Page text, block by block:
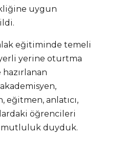
uygun
eğitiminde temeli
yerine oturtma
eğitmen, anlatıcı,
öğrencileri
mutluluk duyduk.